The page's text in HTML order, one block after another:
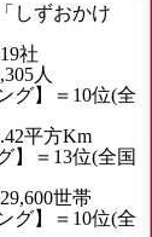
しずおかけ
社
人
グ】＝10位(全
平方Km
】＝13位(全国
世帯
グ】＝10位(全